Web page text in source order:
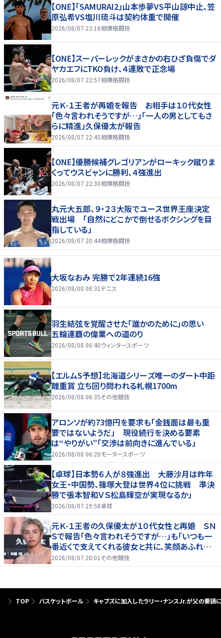
【ONE】「SAMURAI2」山本歩夢VS平山諒中止、笠
原弘希VS塩川琉斗は契約体重で開催
2026/08/07 23:18相撲格闘技
【ONE】スーパーレックがまさかの右ひざ負傷でダ
ヤカエフにTKO負け、４連敗で正念場
2026/08/07 22:57相撲格闘技
元Ｋ-１王者が再婚を報告 お相手は１０代女性
「色々言われそうですが…」「一人の男としてもさ
らに精進」久保優太が報告
2026/08/07 22:45相撲格闘技
【ONE】優勝候補グレゴリアンがローキック蹴りま
くってウスビャンに勝利、４強進出
2026/08/07 22:30相撲格闘技
丸元大五郎、９・２３大阪でユース世界王座決定
戦出場 「自然にどこかで倒せるボクシングを目
指している」
2026/08/07 20:44相撲格闘技
大坂なおみ 完勝で2年連続16強
2026/08/08 08:31テニス
羽生結弦を覚醒させた「誰かのために」の思い
五輪連覇の偉業への道のり
2026/08/08 06:40ウィンタースポーツ
【エルムS予想】北海道シリーズ唯一のダート中距
離重賞 立ち回り問われる札幌1700m
2026/08/08 06:35その他競技
アロンソが約73億円を要求も「金銭面は最も重
要ではないようだ」 現役続行を決める要素
は“やりがい”「交渉は前向きに進んでいる」
2026/08/08 06:20モータースポーツ
【卓球】日本勢６人が８強進出 大藤沙月は昨年
女王・中国勢、篠塚大登は世界４位に挑戦 準決
勝で張本智和ＶＳ松島輝空が実現なるか」
2026/08/07 19:58卓球
元Ｋ-１王者の久保優太が１０代女性と再婚 ＳＮ
Ｓで報告「色々言われそうですが…」も「いつも一
番近くで支えてくれる彼女と共に、笑顔あふれる
家庭を築いていきたい」
2026/08/07 20:01 その他競技
TOP バスケットボール キャブズに加入したラリー・ナンスJr.が父の要請